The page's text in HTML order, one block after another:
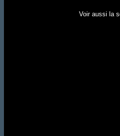
Voir aussi la